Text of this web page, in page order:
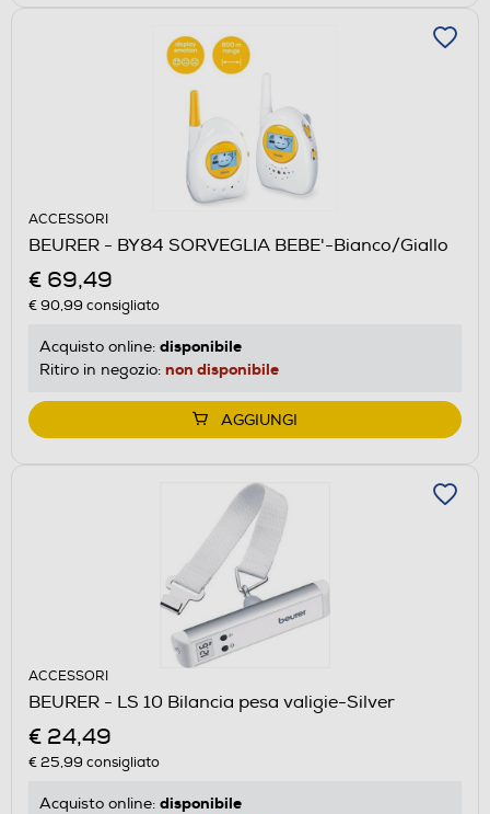
ACCESSORI
BEURER - BY84 SORVEGLIA BEBE'-Bianco/Giallo
€ 69,49
€ 90,99 consigliato
Acquisto online: disponibile
Ritiro in negozio: non disponibile
AGGIUNGI
ACCESSORI
BEURER - LS 10 Bilancia pesa valigie-Silver
€ 24,49
€ 25,99 consigliato
Acquisto online: disponibile